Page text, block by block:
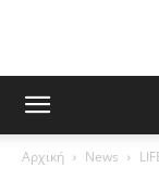
Αρχική News